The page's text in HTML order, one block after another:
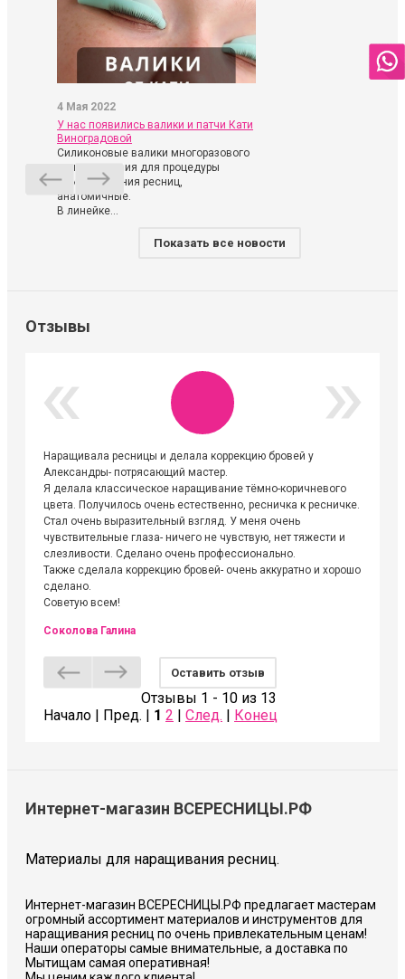
4 Мая 2022
У нас появились валики и патчи Кати
Виноградовой
Силиконовые валики многоразового
использования для процедуры
ламинирования ресниц,
анатомичные.
В линейке...
Показать все новости
Отзывы
Наращивала ресницы и делала коррекцию бровей у
Александры- потрясающий мастер.
Я делала классическое наращивание тёмно-коричневого
цвета. Получилось очень естественно, ресничка к ресничке.
Стал очень выразительный взгляд. У меня очень
чувствительные глаза- ничего не чувствую, нет тяжести и
слезливости. Сделано очень профессионально.
Также сделала коррекцию бровей- очень аккуратно и хорошо
сделано.
Советую всем!
Соколова Галина
Оставить отзыв
Отзывы 1 - 10 из 13
Начало | Пред. | 1 2 | След. | Конец
Интернет-магазин ВСЕРЕСНИЦЫ.РФ
Материалы для наращивания ресниц.
Интернет-магазин ВСЕРЕСНИЦЫ.РФ предлагает мастерам
огромный ассортимент материалов и инструментов для
наращивания ресниц по очень привлекательным ценам!
Наши операторы самые внимательные, а доставка по
Мытищам самая оперативная!